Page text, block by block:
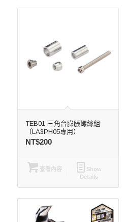
TEB01 三角台膨脹螺絲組
（LA3PH05專用）
NT$200
查看內容
Show
Details